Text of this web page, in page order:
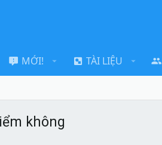
MỚI! TÀI LIỆU
không